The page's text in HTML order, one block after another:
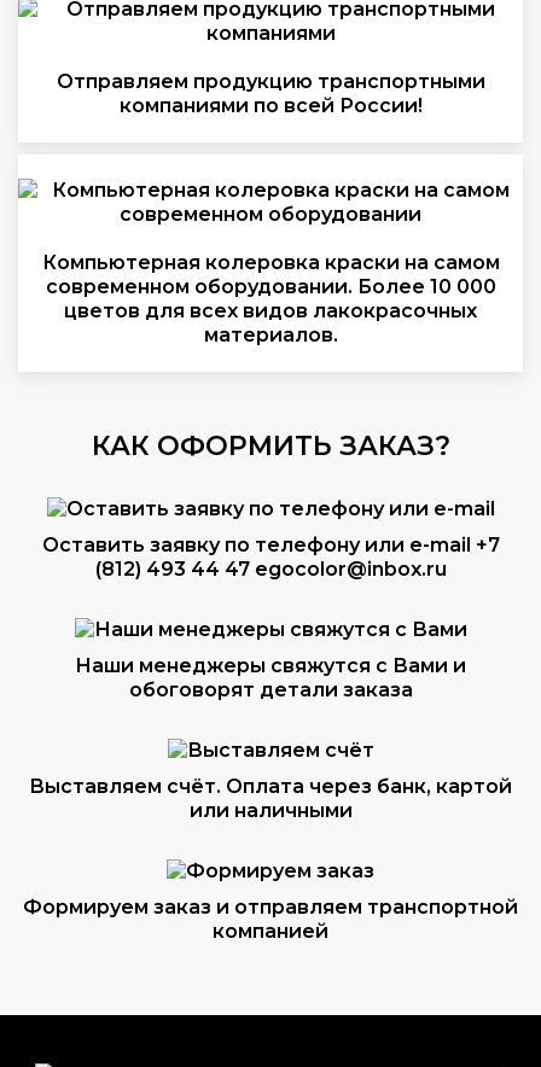
Отправляем продукцию транспортными
компаниями по всей России!
Компьютерная колеровка краски на самом
современном оборудовании. Более 10 000
цветов для всех видов лакокрасочных
материалов.
КАК ОФОРМИТЬ ЗАКАЗ?
Оставить заявку по телефону или e-mail +7
(812) 493 44 47 egocolor@inbox.ru
Наши менеджеры свяжутся с Вами и
обоговорят детали заказа
Выставляем счёт. Оплата через банк, картой
или наличными
Формируем заказ и отправляем транспортной
компанией